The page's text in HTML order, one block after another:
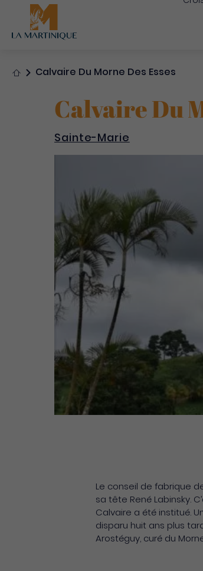
Accueil
Calvaire Du Morne Des Esses
Calvaire Du
Sainte-Marie
Le conseil de fabrique
sa tête René Labinsky.
Calvaire a été institué.
disparu huit ans plus
Arostéguy, curé du